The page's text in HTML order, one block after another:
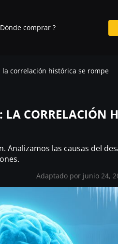
comprar ?
la correlación histórica se rompe
CORRELACIÓN
Analizamos las causas del
Adaptado por junio 24,